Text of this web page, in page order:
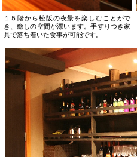
１５階から松阪の夜景を楽しむことがで
き、癒しの空間が漂います。手すりつき家
具で落ち着いた食事が可能です。